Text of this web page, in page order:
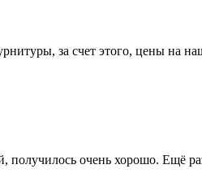
за счет этого, цены на
получилось очень хорошо. Ещё